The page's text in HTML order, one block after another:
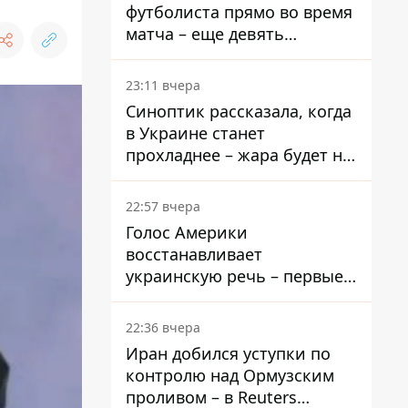
футболиста прямо во время
матча – еще девять
пострадали
23:11 вчера
Синоптик рассказала, когда
в Украине станет
прохладнее – жара будет не
долго
22:57 вчера
Голос Америки
восстанавливает
украинскую речь – первые
эфиры ожидаются на
следующей неделе
22:36 вчера
Иран добился уступки по
контролю над Ормузским
проливом – в Reuters